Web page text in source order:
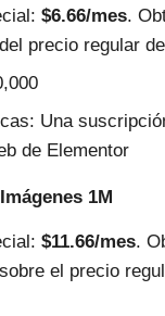
$6.66/mes.
del precio regular
Una
de Elementor
1M
$11.66/mes.
sobre el precio